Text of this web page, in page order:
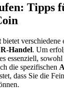
Tipps
bietet verschiedene
Handel. Um
essenziell,
die spezifischen
dass Sie die